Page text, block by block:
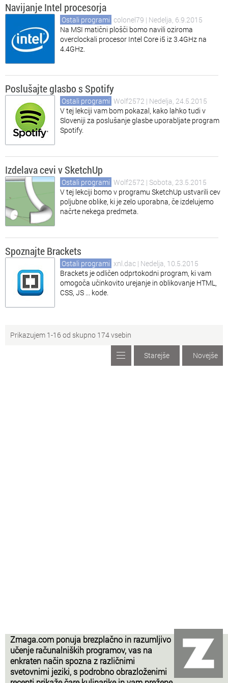
Navijanje Intel procesorja
Ostali programi colonel79 | Nedelja, 6.9.2015
Na MSI matični plošči bomo navili oziroma
overclockali procesor Intel Core i5 iz 3.4GHz na
4.4GHz.
Poslušajte glasbo s Spotify
Ostali programi Wolf2572 | Nedelja, 24.5.2015
V tej lekciji vam bom pokazal, kako lahko tudi v
Sloveniji za poslušanje glasbe uporabljate program
Spotify.
Izdelava cevi v SketchUp
Ostali programi Wolf2572 | Sobota, 23.5.2015
V tej lekciji bomo v programu SketchUp ustvarili cev
poljubne oblike, ki je zelo uporabna, če izdelujemo
načrte nekega predmeta.
Spoznajte Brackets
Ostali programi xnl.dac | Nedelja, 10.5.2015
Brackets je odličen odprtokodni program, ki vam
omogoča učinkovito urejanje in oblikovanje HTML,
CSS, JS ... kode.
Prikazujem 1-16 od skupno 174 vsebin
Novejše
Starejše
Zmaga.com ponuja brezplačno in razumljivo
učenje računalniških programov, vas na
enkraten način spozna z različnimi
svetovnimi jeziki, s podrobno obrazloženimi